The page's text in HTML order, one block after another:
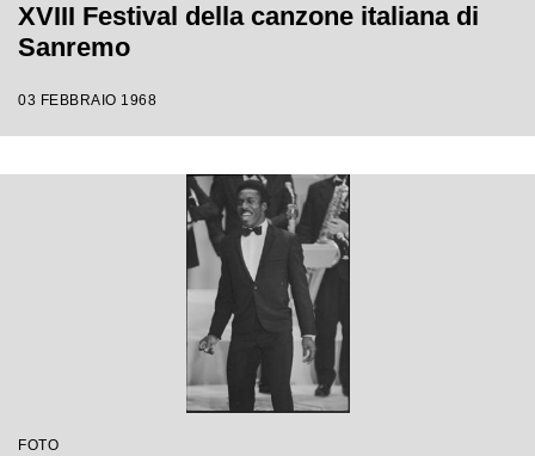
XVIII Festival della canzone italiana di
Sanremo
03 FEBBRAIO 1968
FOTO